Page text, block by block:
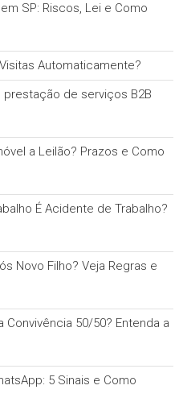
SP: Riscos, Lei e Como
Automaticamente?
de serviços B2B
a Leilão? Prazos e Como
É Acidente de Trabalho?
Novo Filho? Veja Regras e
Convivência 50/50? Entenda a
5 Sinais e Como